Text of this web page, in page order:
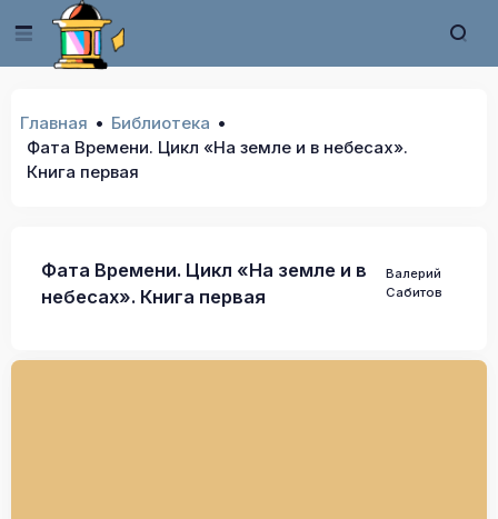
Главная
Библиотека
Фата Времени. Цикл «На земле и в небесах».
Книга первая
Фата Времени. Цикл «На земле и в
небесах». Книга первая
Валерий
Сабитов